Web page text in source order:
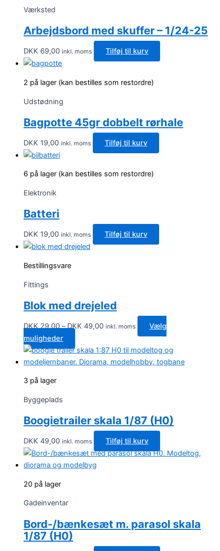
Værksted
Arbejdsbord med skuffer – 1/24-25
DKK 69,00 inkl. moms Tilføj til kurv
2 på lager (kan bestilles som restordre)
Udstødning
Bagpotte 45gr dobbelt rørhale
DKK 19,00 inkl. moms Tilføj til kurv
6 på lager (kan bestilles som restordre)
Elektronik
Batteri
DKK 19,00 inkl. moms Tilføj til kurv
Bestillingsvare
Fittings
Blok med drejeled
DKK29,00 – DKK 49,00Prisinterval:
DKK 29,00
til
DKK 49,00
inkl. moms
Vælg
muligheder
vare
har
vælges
varesiden
3 på lager
Byggeplads
Boogietrailer skala 1/87 (H0)
DKK 49,00 inkl. moms Tilføj til kurv
20 på lager
Gadeinventar
Bord-/bænkesæt m. parasol skala
1/87 (H0)